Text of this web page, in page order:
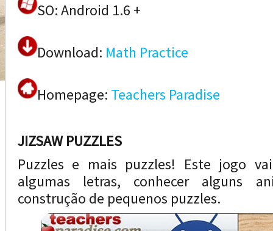
SO: Android 1.6 +
Download: Math Practice
Homepage: Teachers Paradise
JIZSAW PUZZLES
Puzzles e mais puzzles! Este jogo
algumas letras, conhecer alguns
construção de pequenos puzzles.